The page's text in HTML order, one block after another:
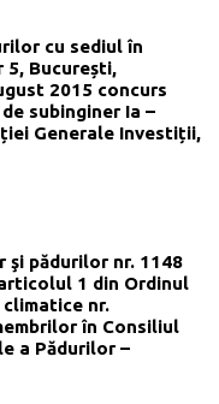
cu sediul în
5, București,
2015 concurs
subinginer Ia –
Generale Investiții,
şi pădurilor nr. 1148
1 din Ordinul
nr.
în Consiliul
a Pădurilor –